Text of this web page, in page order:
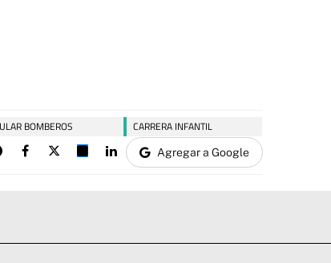
BOMBEROS CARRERA INFANTIL
Agregar a Google